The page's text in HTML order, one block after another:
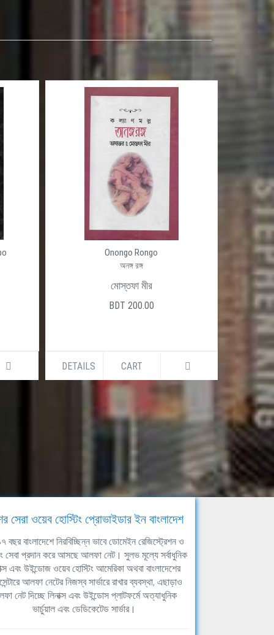
Onongo Rongo
অনঙ্গ রঙ্গ
মোস্তফা মীর
BDT 200.00
DETAILS CART DETAILS
সেরা ওয়েব হোস্টিং প্রোভাইডার ইন বাংলাদেশ
বছর বাংলাদেশে নিরবিচ্ছিন্ন ভাবে ডোমেইন রেজিস্ট্রেশন ও
সেবা প্রদান করে আসছে আলফা নেট। সুলভ মূল্যে সর্বাধুনিক
এবং উইন্ডোজ ওয়েব হোস্টিং আমেরিকা অথবা বাংলাদেশের
আলফা নেটের নিজস্ব সার্ভারে রাখার ব্যবস্থা, এছাড়াও
নেট দিচ্ছে লিনাক্স এবং উইন্ডোস প্লাটফর্মে অত্যাধুনিক
ভার্চুয়াল এবং ডেডিকেটেড সার্ভার।